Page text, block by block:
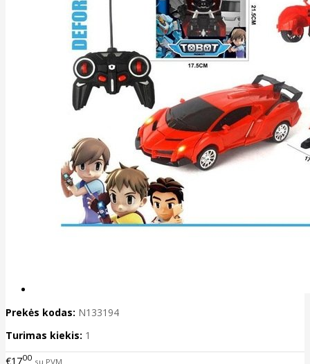
Prekės kodas: N133194
Turimas kiekis: 1
€1700 su PVM